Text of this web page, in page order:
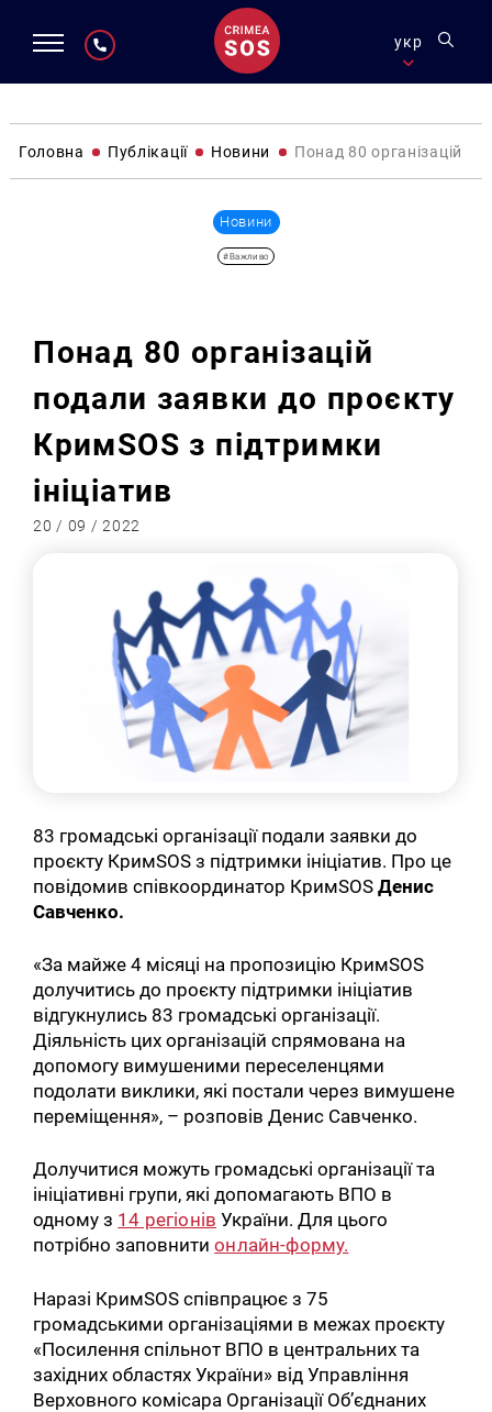
укр
Головна Публікації Новини Понад 80 організацій
Новини
#Важливо
Понад 80 організацій
подали заявки до проєкту
КримSOS з підтримки
ініціатив
20 / 09 / 2022
83 громадські організації подали заявки до
проєкту КримSOS з підтримки ініціатив. Про це
повідомив співкоординатор КримSOSДенис
Савченко.
«За майже 4 місяці на пропозицію КримSOS
долучитись до проєкту підтримки ініціатив
відгукнулись 83 громадські організації.
Діяльність цих організацій спрямована на
допомогу вимушеними переселенцями
подолати виклики, які постали через вимушене
переміщення», – розповів Денис Савченко.
Долучитися можуть громадські організації та
ініціативні групи, які допомагають ВПО в
одному з 14 регіонів України. Для цього
потрібно заповнитионлайн-форму.
Наразі КримSOS співпрацює з 75
громадськими організаціями в межах проєкту
«Посилення спільнот ВПО в центральних та
західних областях України» від Управління
Верховного комісара Організації Об’єднаних